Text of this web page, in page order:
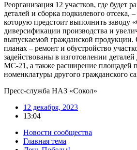
Реорганизация 12 участков, где будет
деталей и сборка подкилевого отсека,
которую предстоит выполнить заводу
диверсификации производства и
выпускаемой гражданской
планах – ремонт и обустройство
задействованы в изготовлении деталей
МС-21, а также расширение площадей
номенклатуры другого гражданского
Пресс-служба НАЗ «Сокол»
12 декабря, 2023
13:04
Новости сообщества
Главная тема